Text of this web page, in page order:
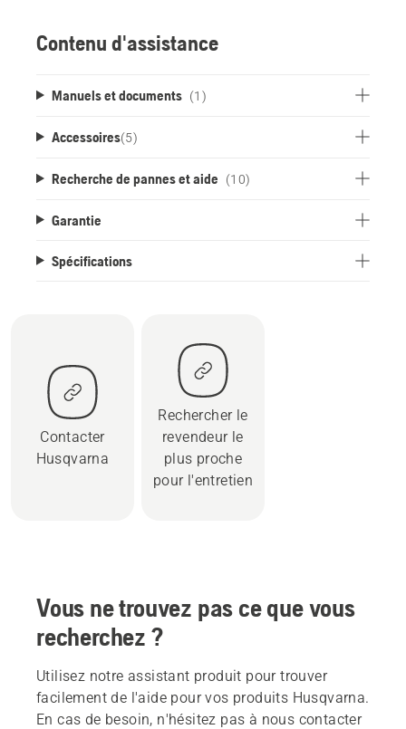
Contenu d'assistance
Manuels et documents (1)
Accessoires(5)
Recherche de pannes et aide (10)
Garantie
Spécifications
Contacter
Husqvarna
Rechercher le
revendeur le
plus proche
pour l'entretien
Vous ne trouvez pas ce que vous
recherchez ?
Utilisez notre assistant produit pour trouver
facilement de l'aide pour vos produits Husqvarna.
En cas de besoin, n'hésitez pas à nous contacter